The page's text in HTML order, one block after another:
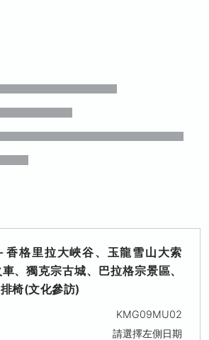
香格里拉大峽谷、玉龍雪山大索
、獨克宗古城、巴拉格宗景區、
椅(文化參訪)
KMG09MU02
請選擇左側日期